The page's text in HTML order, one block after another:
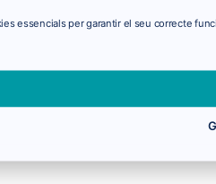
essencials per garantir el seu correcte